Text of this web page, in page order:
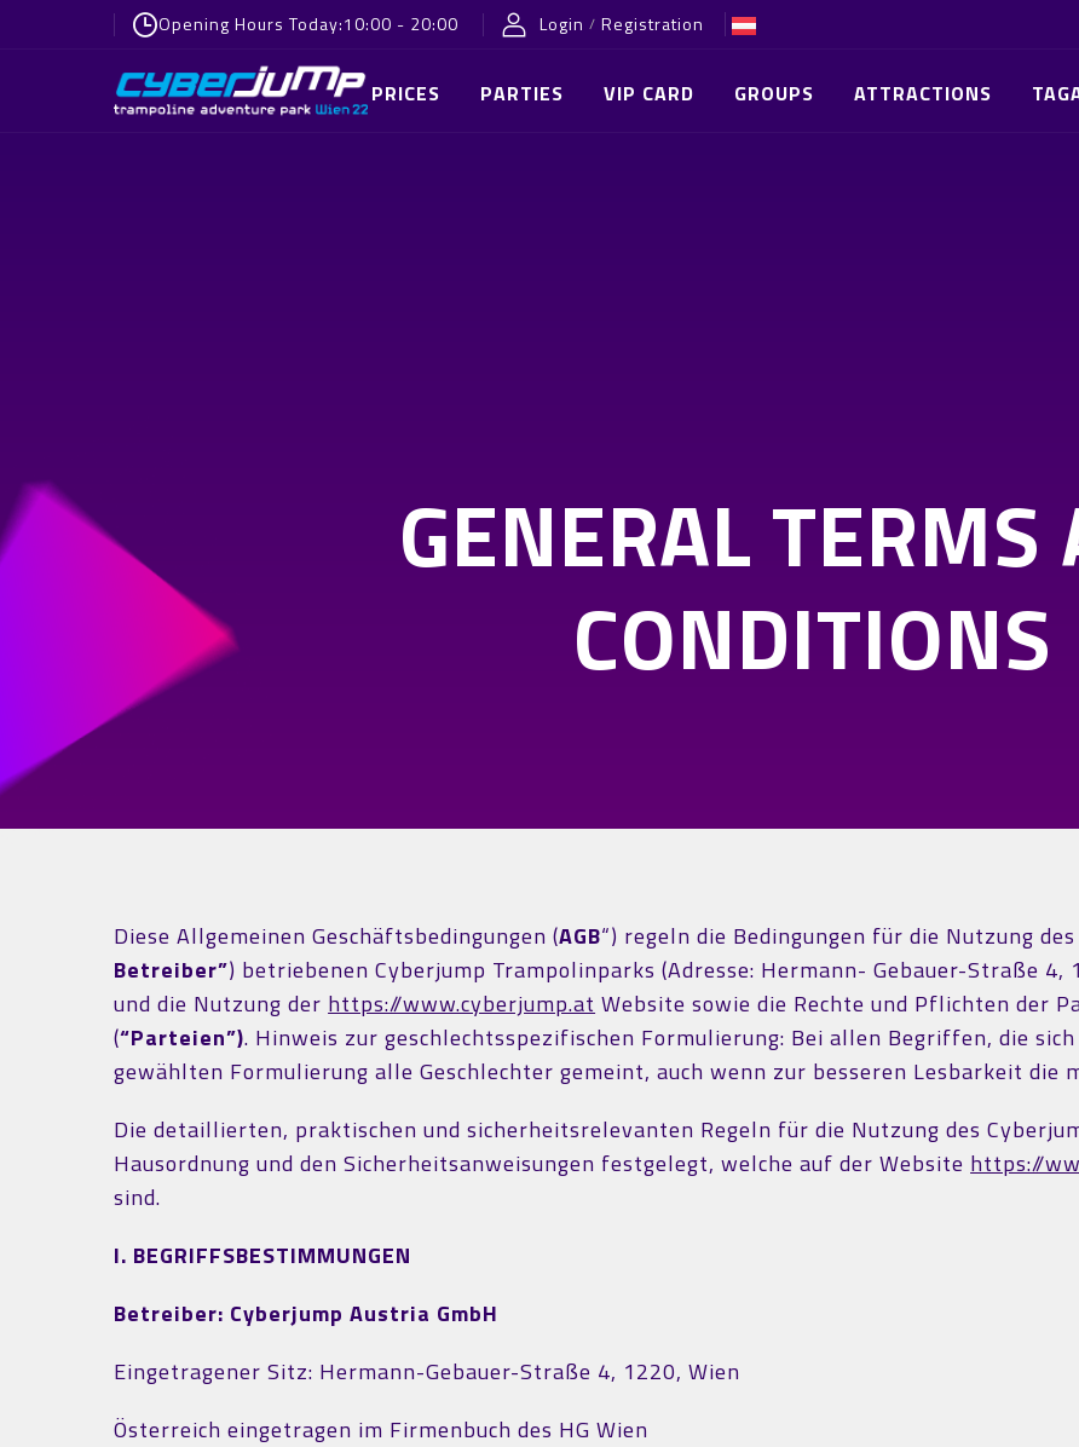
Opening Hours Today:10:00 - 20:00 Login / Registration
PRICES PARTIES VIP CARD GROUPS ATTRACTIONS
GENERAL TERMS
CONDITIONS
Diese Allgemeinen Geschäftsbedingungen (AGB“) regeln die Bedingungen für die Nutzung
Betreiber”) betriebenen Cyberjump Trampolinparks (Adresse: Hermann- Gebauer-Straße 4,
und die Nutzung der https://www.cyberjump.at Website sowie die Rechte und Pflichten der
(“Parteien”). Hinweis zur geschlechtsspezifischen Formulierung: Bei allen Begriffen, die
gewählten Formulierung alle Geschlechter gemeint, auch wenn zur besseren Lesbarkeit die
Die detaillierten, praktischen und sicherheitsrelevanten Regeln für die Nutzung des
Hausordnung und den Sicherheitsanweisungen festgelegt, welche auf der Website https://
sind.
I. BEGRIFFSBESTIMMUNGEN
Betreiber: Cyberjump Austria GmbH
Eingetragener Sitz: Hermann-Gebauer-Straße 4, 1220, Wien
Österreich eingetragen im Firmenbuch des HG Wien